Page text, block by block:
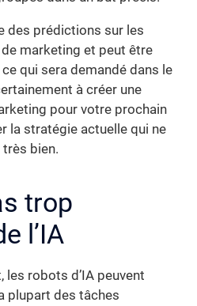
des prédictions sur les
marketing et peut être
qui sera demandé dans le
à créer une
pour votre prochain
la stratégie actuelle qui ne
bien.
trop
l’IA
les robots d’IA peuvent
plupart des tâches